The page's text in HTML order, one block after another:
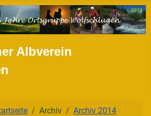
Albverein
Archiv
Archiv 2014